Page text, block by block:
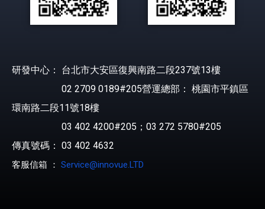
研發中心： 台北市大安區復興南路二段237號13樓
02 2709 0189#205營運總部： 桃園市平鎮區
環南路二段11號18樓
03 402 4200#205；03 272 5780#205
傳真號碼： 03 402 4632
客服信箱 ： Service@innovue.LTD